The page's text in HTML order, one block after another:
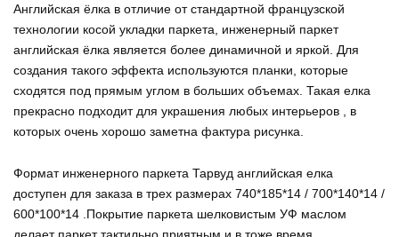
Английская ёлка в отличие от стандартной французской
технологии косой укладки паркета, инженерный паркет
английская ёлка является более динамичной и яркой. Для
создания такого эффекта используются планки, которые
сходятся под прямым углом в больших объемах. Такая елка
прекрасно подходит для украшения любых интерьеров , в
которых очень хорошо заметна фактура рисунка.
Формат инженерного паркета Тарвуд английская елка
доступен для заказа в трех размерах 740*185*14 / 700*140*14 /
600*100*14 .Покрытие паркета шелковистым УФ маслом
делает паркет тактильно приятным и в тоже время